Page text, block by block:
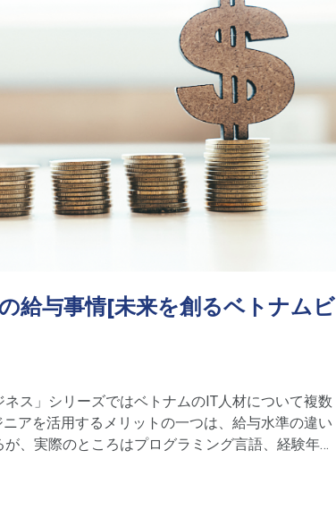
給与事情[未来を創るベトナムビ
ス」シリーズではベトナムのIT人材について複数
アを活用するメリットの一つは、給与水準の違い
、実際のところはプログラミング言語、経験年数